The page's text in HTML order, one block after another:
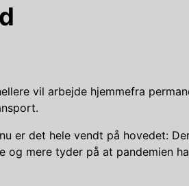
vil arbejde hjemmefra
er det hele vendt på hovedet:
og mere tyder på at pandemien